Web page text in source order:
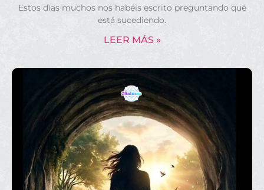
Estos días muchos nos habéis escrito preguntando qué
está sucediendo.
LEER MÁS »